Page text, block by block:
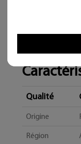
Qualité
Origine
Région